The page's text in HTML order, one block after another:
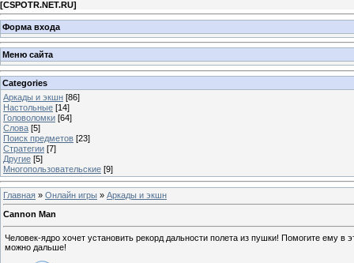
[CSPOTR.NET.RU]
Форма входа
Меню сайта
Categories
Аркады и экшн [86]
Настольные [14]
Головоломки [64]
Слова [5]
Поиск предметов [23]
Стратегии [7]
Другие [5]
Многопользовательские [9]
Главная » Онлайн игры » Аркады и экшн
Cannon Man
Человек-ядро хочет установить рекорд дальности полета из пушки! Помогите ему
можно дальше!